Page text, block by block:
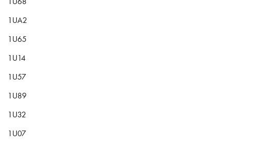
1UA2
1U65
1U14
1U57
1U89
1U32
1U07